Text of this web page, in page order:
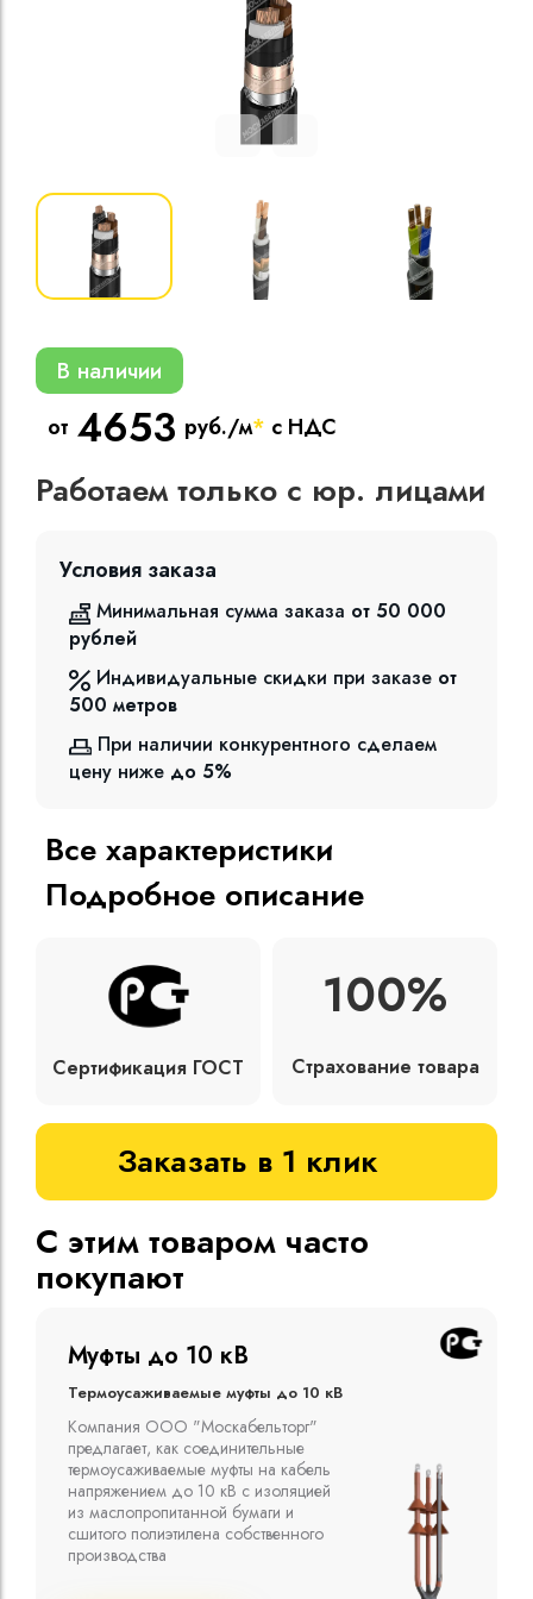
В наличии
от 4653 руб./м* с НДС
Работаем только с юр. лицами
Условия заказа
Минимальная сумма заказа от 50 000
рублей
Индивидуальные скидки при заказе от
500 метров
При наличии конкурентного сделаем
цену ниже до 5%
Все характеристики
Подробное описание
Сертификация ГОСТ
100%
Страхование товара
Заказать в 1 клик
С этим товаром часто
покупают
Муфты до 10 кВ
Термоусаживаемые муфты до 10 кВ
Компания ООО "Москабельторг"
предлагает, как соединительные
термоусаживаемые муфты на кабель
напряжением до 10 кВ с изоляцией
из маслопропитанной бумаги и
сшитого полиэтилена собственного
производства